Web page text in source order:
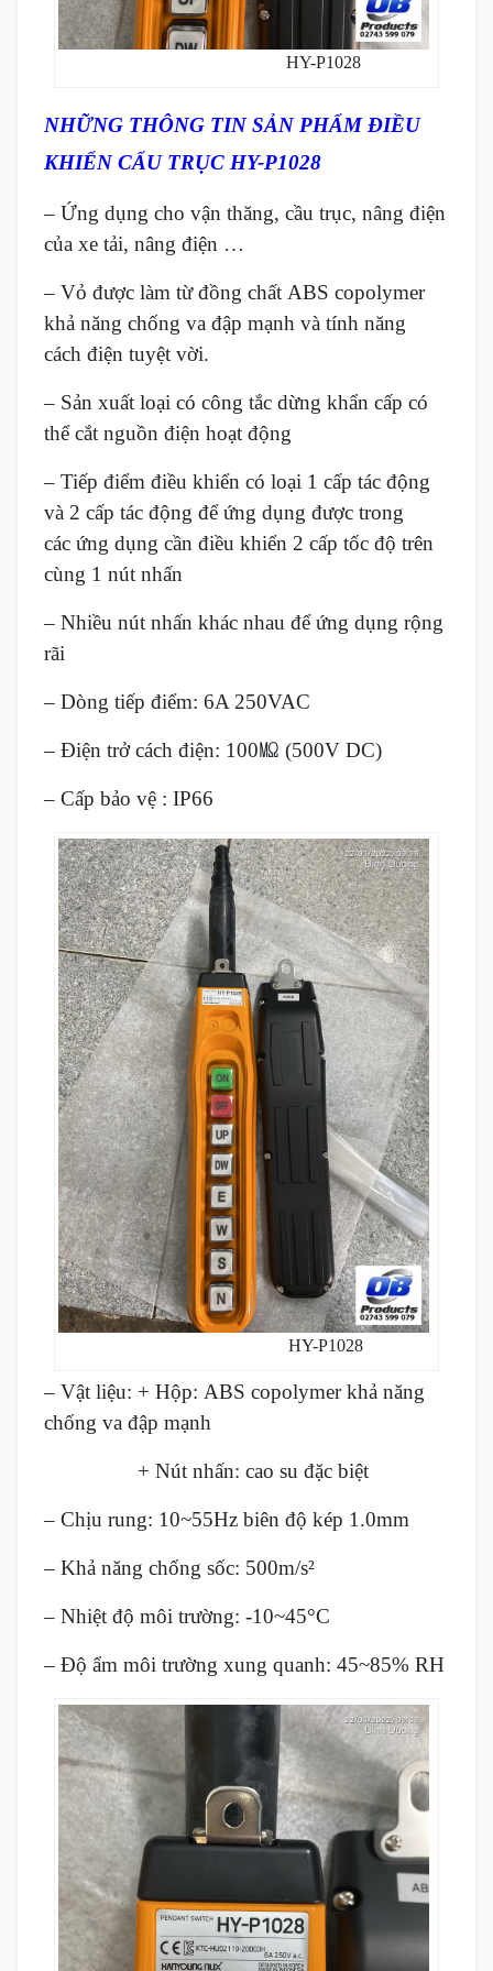
HY-P1028
NHỮNG THÔNG TIN SẢN PHẨM ĐIỀU
KHIỂN CẨU TRỤC HY-P1028
– Ứng dụng cho vận thăng, cầu trục, nâng điện
của xe tải, nâng điện …
– Vỏ được làm từ đồng chất ABS copolymer
khả năng chống va đập mạnh và tính năng
cách điện tuyệt vời.
– Sản xuất loại có công tắc dừng khẩn cấp có
thể cắt nguồn điện hoạt động
– Tiếp điểm điều khiển có loại 1 cấp tác động
và 2 cấp tác động để ứng dụng được trong
các ứng dụng cần điều khiển 2 cấp tốc độ trên
cùng 1 nút nhấn
– Nhiều nút nhấn khác nhau để ứng dụng rộng
rãi
– Dòng tiếp điểm: 6A 250VAC
– Điện trở cách điện: 100㏁ (500V DC)
– Cấp bảo vệ : IP66
HY-P1028
– Vật liệu: + Hộp: ABS copolymer khả năng
chống va đập mạnh
+ Nút nhấn: cao su đặc biệt
– Chịu rung: 10~55Hz biên độ kép 1.0mm
– Khả năng chống sốc: 500m/s²
– Nhiệt độ môi trường: -10~45°C
– Độ ẩm môi trường xung quanh: 45~85% RH